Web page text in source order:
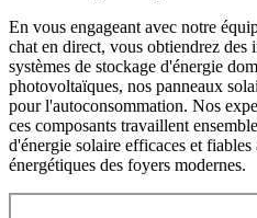
En vous engageant avec notre
chat en direct, vous obtiendrez des
systèmes de stockage d'énergie
photovoltaïques, nos panneaux
pour l'autoconsommation. Nos
ces composants travaillent
d'énergie solaire efficaces et fiables
énergétiques des foyers modernes.